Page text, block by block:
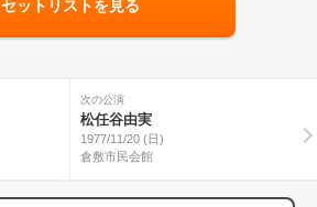
セットリストを見る
次の公演
松任谷由実
1977/11/20 (日)
倉敷市民会館